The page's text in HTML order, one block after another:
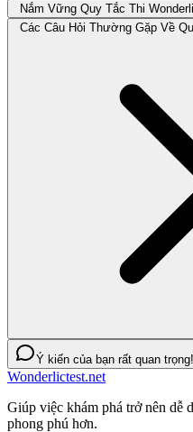
Nắm Vững Quy Tắc Thi
Các Câu Hỏi Thường Gặp Về
Ý kiến của bạn rất quan trọng!
Wonderlictest.net
Giúp việc khám phá trở nên dễ
phong phú hơn.